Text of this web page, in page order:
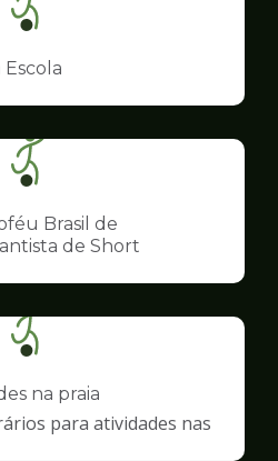
Ilustração
da
pagina
Esportes
Ilustração
da
pagina
de
Brasil de
de Short
Ilustração
da
pagina
Esportes
na praia
para atividades nas